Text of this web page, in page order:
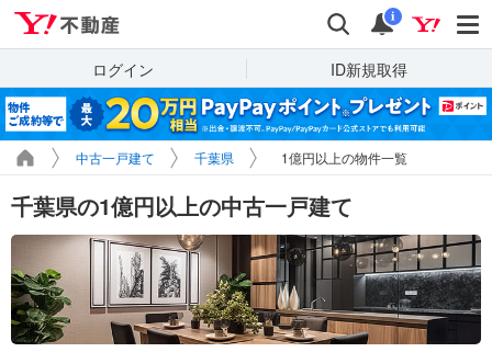
検索 通知
i
ログイン ID新規取得
中古一戸建て 千葉県 1億円以上の物件一覧
千葉県の1億円以上の中古一戸建て